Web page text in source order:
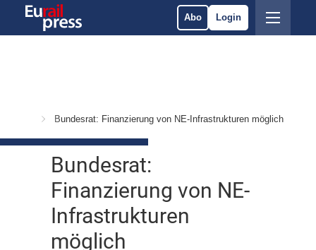
Abo Login
Bundesrat: Finanzierung von NE-Infrastrukturen möglich
Bundesrat:
Finanzierung von NE-
Infrastrukturen
möglich